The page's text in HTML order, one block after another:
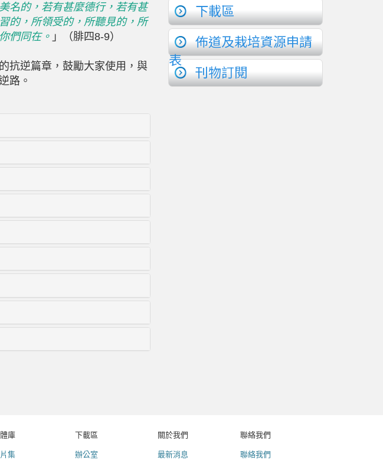
名的，若有甚麼德行，若有甚
的，所領受的，所聽見的，所
們同在。 」（腓四8-9）
抗逆篇章，鼓勵大家使用，與
路。
下載區
佈道及栽培資源申請
表
刊物訂閱
庫
集
下載區
辦公室
關於我們
最新消息
聯絡我們
聯絡我們